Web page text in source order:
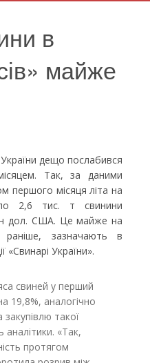
в
майже
дещо послабився
Так, за даними
першого місяця літа на
2,6 тис. т свинини
дол. США. Це майже на
зазначають в
«Свинарі України».
свиней у перший
19,8%, аналогічно
такої
«Так,
протягом